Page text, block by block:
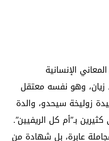
الإنسانية
زيان، وهو نفسه معتقل
زوليخة سيحدو، والدة
بـ”أم كل الريفيين”.
عابرة، بل شهادة من